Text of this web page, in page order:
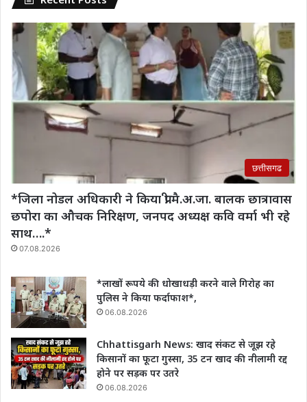
छत्तीसगढ
*जिला नोडल अधिकारी ने किया प्री.मै.अ.जा. बालक छात्रावास
छपोरा का औचक निरिक्षण, जनपद अध्यक्ष कवि वर्मा भी रहे
साथ….*
07.08.2026
*लाखों रूपये की धोखाधड़ी करने वाले गिरोह का
पुलिस ने किया फर्दाफाश*,
06.08.2026
Chhattisgarh News: खाद संकट से जूझ रहे
किसानों का फूटा गुस्सा, 35 टन खाद की नीलामी रद्द
होने पर सड़क पर उतरे
06.08.2026